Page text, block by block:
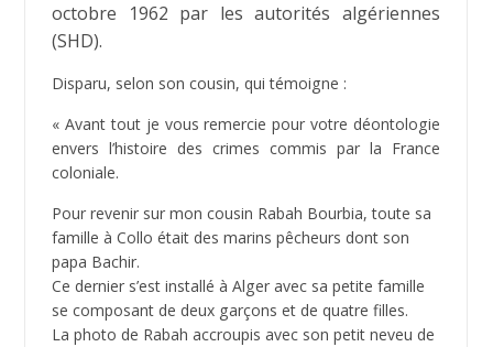
octobre 1962 par les autorités algériennes
(SHD).
Disparu, selon son cousin, qui témoigne :
« Avant tout je vous remercie pour votre déontologie
envers l’histoire des crimes commis par la France
coloniale.
Pour revenir sur mon cousin Rabah Bourbia, toute sa
famille à Collo était des marins pêcheurs dont son
papa Bachir.
Ce dernier s’est installé à Alger avec sa petite famille
se composant de deux garçons et de quatre filles.
La photo de Rabah accroupis avec son petit neveu de